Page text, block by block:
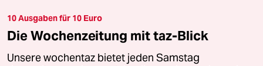
10 Ausgaben für 10 Euro
Die Wochenzeitung mit taz-Blick
Unsere wochentaz bietet jeden Samstag